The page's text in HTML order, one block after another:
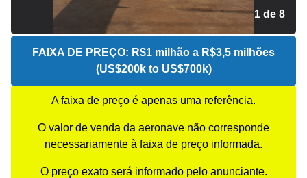
2 de 8
FAIXA DE PREÇO: R$1 milhão a R$3,5 milhões
(US$200k to US$700k)
A faixa de preço é apenas uma referência.
O valor de venda da aeronave não corresponde
necessariamente à faixa de preço informada.
O preço exato será informado pelo anunciante.